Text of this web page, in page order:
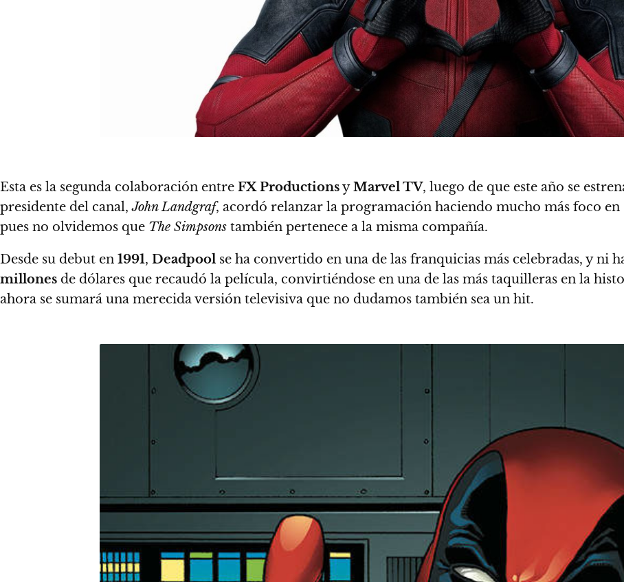
Esta es la segunda colaboración entre FX ProductionsyMarvel TV, luego de que este año se
presidente del canal,John Landgraf, acordó relanzar la programación haciendo mucho más foco
pues no olvidemos que The Simpsons también pertenece a la misma compañía.
Desde su debut en 1991, Deadpool se ha convertido en una de las franquicias más celebradas, y ni
millones de dólares que recaudó la película, convirtiéndose en una de las más taquilleras en la
ahora se sumará una merecida versión televisiva que no dudamos también sea un hit.